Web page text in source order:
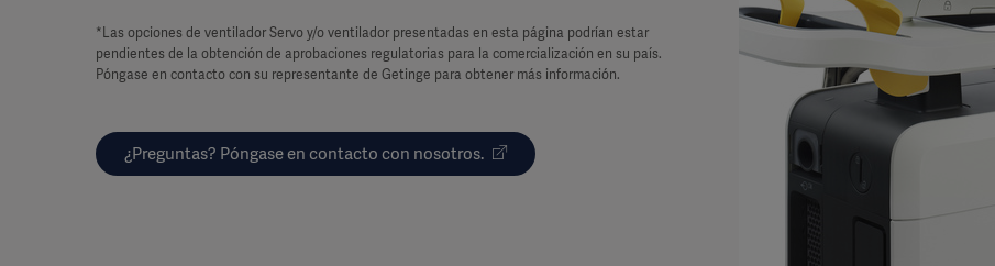
*Las opciones de ventilador Servo y/o ventilador presentadas en esta página podrían estar
pendientes de la obtención de aprobaciones regulatorias para la comercialización en su país.
Póngase en contacto con su representante de Getinge para obtener más información.
¿Preguntas? Póngase en contacto con nosotros.